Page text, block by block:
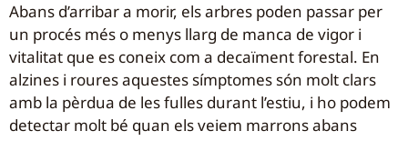
Abans d’arribar a morir, els arbres poden passar per
un procés més o menys llarg de manca de vigor i
vitalitat que es coneix com a decaïment forestal. En
alzines i roures aquestes símptomes són molt clars
amb la pèrdua de les fulles durant l’estiu, i ho podem
detectar molt bé quan els veiem marrons abans